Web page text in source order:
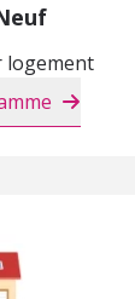
logement